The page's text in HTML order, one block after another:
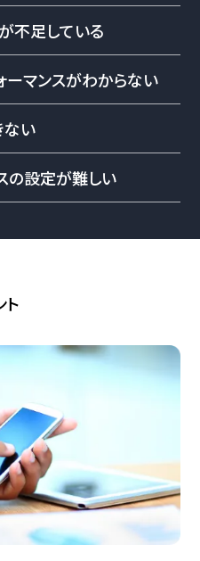
不足している
ーマンスがわからない
ない
の設定が難しい
ト